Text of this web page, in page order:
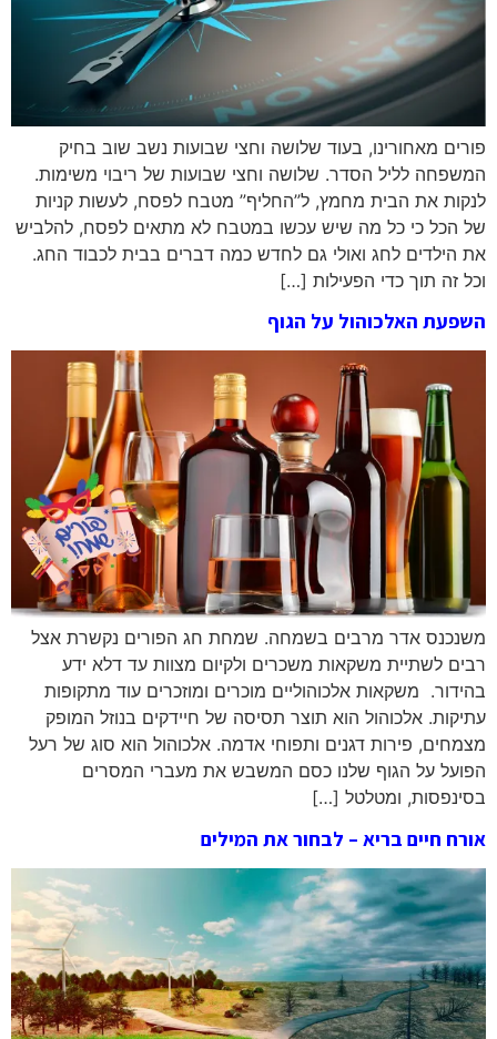
פורים מאחורינו, בעוד שלושה וחצי שבועות נשב שוב בחיק
המשפחה לליל הסדר. שלושה וחצי שבועות של ריבוי משימות.
לנקות את הבית מחמץ, ל”החליף” מטבח לפסח, לעשות קניות
של הכל כי כל מה שיש עכשו במטבח לא מתאים לפסח, להלביש
את הילדים לחג ואולי גם לחדש כמה דברים בבית לכבוד החג.
וכל זה תוך כדי הפעילות […]
השפעת האלכוהול על הגוף
משנכנס אדר מרבים בשמחה. שמחת חג הפורים נקשרת אצל
רבים לשתיית משקאות משכרים ולקיום מצוות עד דלא ידע
בהידור. משקאות אלכוהוליים מוכרים ומוזכרים עוד מתקופות
עתיקות. אלכוהול הוא תוצר תסיסה של חיידקים בנוזל המופק
מצמחים, פירות דגנים ותפוחי אדמה. אלכוהול הוא סוג של רעל
הפועל על הגוף שלנו כסם המשבש את מעברי המסרים
בסינפסות, ומטלטל […]
אורח חיים בריא – לבחור את המילים